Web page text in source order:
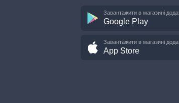
Завантажити в магазині
Google Play
Завантажити в магазині
App Store